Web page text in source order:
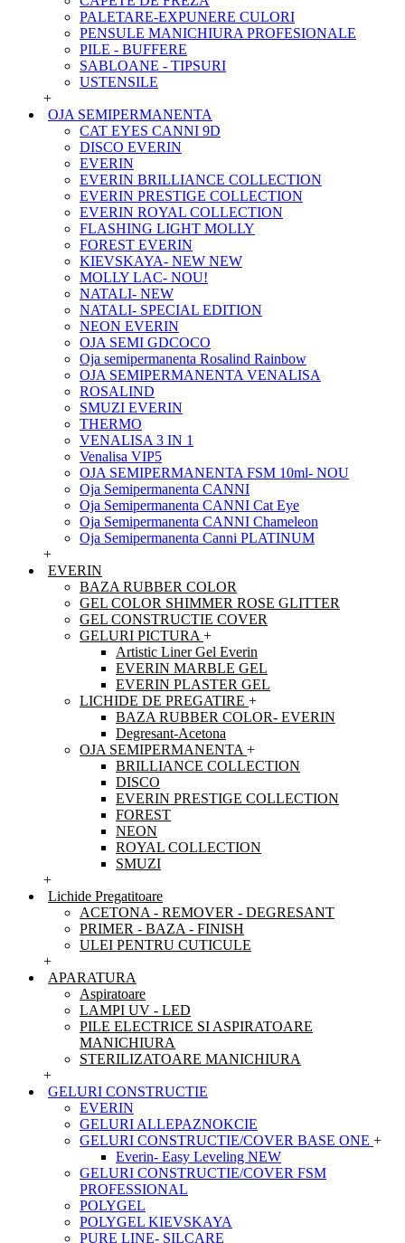
PALETARE-EXPUNERE CULORI
PENSULE MANICHIURA PROFESIONALE
PILE - BUFFERE
SABLOANE - TIPSURI
USTENSILE
+
OJA SEMIPERMANENTA
CAT EYES CANNI 9D
DISCO EVERIN
EVERIN
EVERIN BRILLIANCE COLLECTION
EVERIN PRESTIGE COLLECTION
EVERIN ROYAL COLLECTION
FLASHING LIGHT MOLLY
FOREST EVERIN
KIEVSKAYA- NEW NEW
MOLLY LAC- NOU!
NATALI- NEW
NATALI- SPECIAL EDITION
NEON EVERIN
OJA SEMI GDCOCO
Oja semipermanenta Rosalind Rainbow
OJA SEMIPERMANENTA VENALISA
ROSALIND
SMUZI EVERIN
THERMO
VENALISA 3 IN 1
Venalisa VIP5
OJA SEMIPERMANENTA FSM 10ml- NOU
Oja Semipermanenta CANNI
Oja Semipermanenta CANNI Cat Eye
Oja Semipermanenta CANNI Chameleon
Oja Semipermanenta Canni PLATINUM
+
EVERIN
BAZA RUBBER COLOR
GEL COLOR SHIMMER ROSE GLITTER
GEL CONSTRUCTIE COVER
GELURI PICTURA +
Artistic Liner Gel Everin
EVERIN MARBLE GEL
EVERIN PLASTER GEL
LICHIDE DE PREGATIRE +
BAZA RUBBER COLOR- EVERIN
Degresant-Acetona
OJA SEMIPERMANENTA +
BRILLIANCE COLLECTION
DISCO
EVERIN PRESTIGE COLLECTION
FOREST
NEON
ROYAL COLLECTION
SMUZI
+
Lichide Pregatitoare
ACETONA - REMOVER - DEGRESANT
PRIMER - BAZA - FINISH
ULEI PENTRU CUTICULE
+
APARATURA
Aspiratoare
LAMPI UV - LED
PILE ELECTRICE SI ASPIRATOARE
MANICHIURA
STERILIZATOARE MANICHIURA
+
GELURI CONSTRUCTIE
EVERIN
GELURI ALLEPAZNOKCIE
GELURI CONSTRUCTIE/COVER BASE ONE +
Everin- Easy Leveling NEW
GELURI CONSTRUCTIE/COVER FSM
PROFESSIONAL
POLYGEL
POLYGEL KIEVSKAYA
PURE LINE- SILCARE